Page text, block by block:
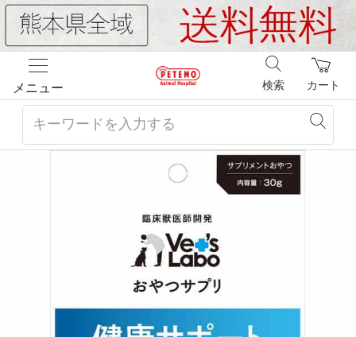
メニュー カート
検索